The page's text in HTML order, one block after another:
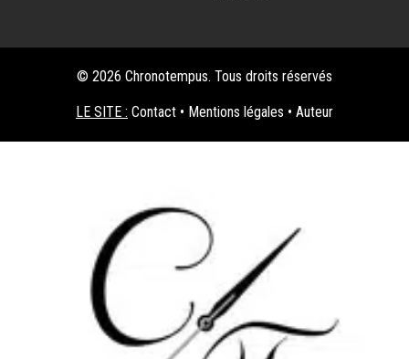
© 2026 Chronotempus. Tous droits réservés
LE SITE : Contact • Mentions légales • Auteur